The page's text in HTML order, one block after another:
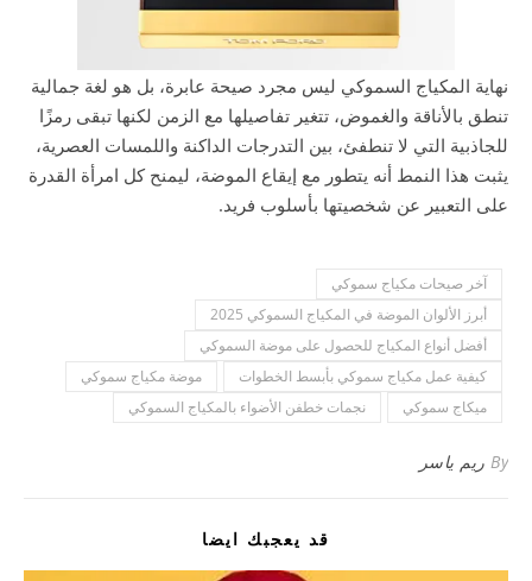
نهاية المكياج السموكي ليس مجرد صيحة عابرة، بل هو لغة جمالية
تنطق بالأناقة والغموض، تتغير تفاصيلها مع الزمن لكنها تبقى رمزًا
للجاذبية التي لا تنطفئ، بين التدرجات الداكنة واللمسات العصرية،
يثبت هذا النمط أنه يتطور مع إيقاع الموضة، ليمنح كل امرأة القدرة
على التعبير عن شخصيتها بأسلوب فريد.
آخر صيحات مكياج سموكي
أبرز الألوان الموضة في المكياج السموكي 2025
أفضل أنواع المكياج للحصول على موضة السموكي
كيفية عمل مكياج سموكي بأبسط الخطوات
موضة مكياج سموكي
ميكاج سموكي
نجمات خطفن الأضواء بالمكياج السموكي
By ريم ياسر
قد يعجبك ايضا